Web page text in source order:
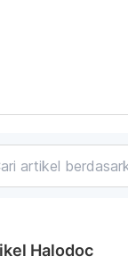
Halodoc